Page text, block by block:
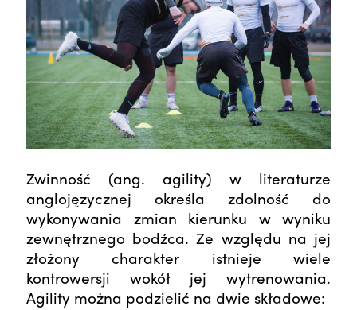
Zwinność (ang. agility) w literaturze
anglojęzycznej określa zdolność do
wykonywania zmian kierunku w wyniku
zewnętrznego bodźca. Ze względu na jej
złożony charakter istnieje wiele
kontrowersji wokół jej wytrenowania.
Agility można podzielić na dwie składowe: